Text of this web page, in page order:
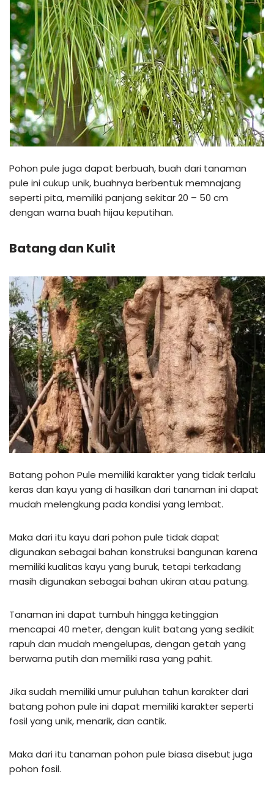
Pohon pule juga dapat berbuah, buah dari tanaman
pule ini cukup unik, buahnya berbentuk memnajang
seperti pita, memiliki panjang sekitar 20 – 50 cm
dengan warna buah hijau keputihan.
Batang dan Kulit
Batang pohon Pule memiliki karakter yang tidak terlalu
keras dan kayu yang di hasilkan dari tanaman ini dapat
mudah melengkung pada kondisi yang lembat.
Maka dari itu kayu dari pohon pule tidak dapat
digunakan sebagai bahan konstruksi bangunan karena
memiliki kualitas kayu yang buruk, tetapi terkadang
masih digunakan sebagai bahan ukiran atau patung.
Tanaman ini dapat tumbuh hingga ketinggian
mencapai 40 meter, dengan kulit batang yang sedikit
rapuh dan mudah mengelupas, dengan getah yang
berwarna putih dan memiliki rasa yang pahit.
Jika sudah memiliki umur puluhan tahun karakter dari
batang pohon pule ini dapat memiliki karakter seperti
fosil yang unik, menarik, dan cantik.
Maka dari itu tanaman pohon pule biasa disebut juga
pohon fosil.